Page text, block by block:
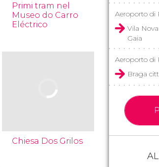
Primi tram nel
Museo do Carro
Eléctrico
Chiesa Dos Grilos
Aeroporto di
Vila
Gaia
Aeroporto di
Braga